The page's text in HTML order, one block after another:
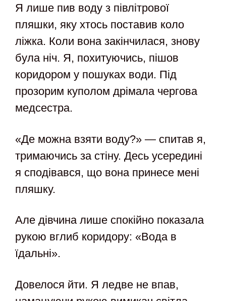
Я лише пив воду з півлітрової
пляшки, яку хтось поставив коло
ліжка. Коли вона закінчилася, знову
була ніч. Я, похитуючись, пішов
коридором у пошуках води. Під
прозорим куполом дрімала чергова
медсестра.
«Де можна взяти воду?» — спитав я,
тримаючись за стіну. Десь усередині
я сподівався, що вона принесе мені
пляшку.
Але дівчина лише спокійно показала
рукою вглиб коридору: «Вода в
їдальні».
Довелося йти. Я ледве не впав,